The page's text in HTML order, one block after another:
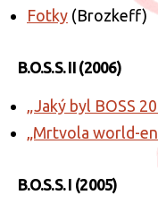
Fotky (Brozkeff)
B.O.S.S. II (2006)
„Jaký byl BOSS
„Mrtvola world-
B.O.S.S. I (2005)